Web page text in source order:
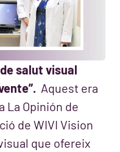
salut visual
Aquest era
La Opinión de
de WIVI Vision
que ofereix